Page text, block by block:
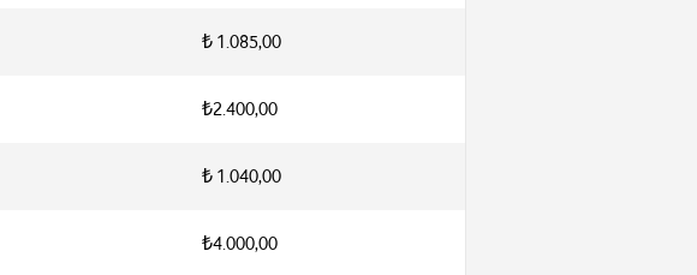
₺ 1.085,00
₺2.400,00
₺ 1.040,00
₺4.000,00